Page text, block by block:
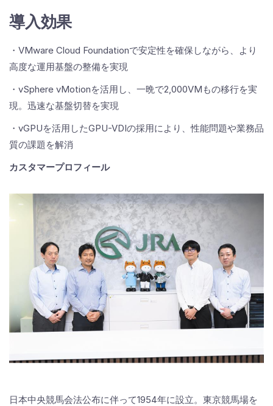
導入効果
・VMware Cloud Foundationで安定性を確保しながら、より
高度な運用基盤の整備を実現
・vSphere vMotionを活用し、一晩で2,000VMもの移行を実
現。迅速な基盤切替を実現
・vGPUを活用したGPU-VDIの採用により、性能問題や業務品
質の課題を解消
カスタマープロフィール
日本中央競馬会法公布に伴って1954年に設立。東京競馬場を